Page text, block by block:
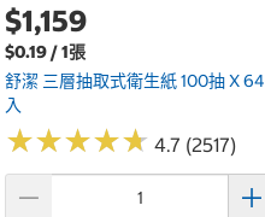
$1,159
$0.19 / 1張
舒潔 三層抽取式衛生紙 100抽 X 64
入
★★★★★
★★★★★ 4.7 (2517)